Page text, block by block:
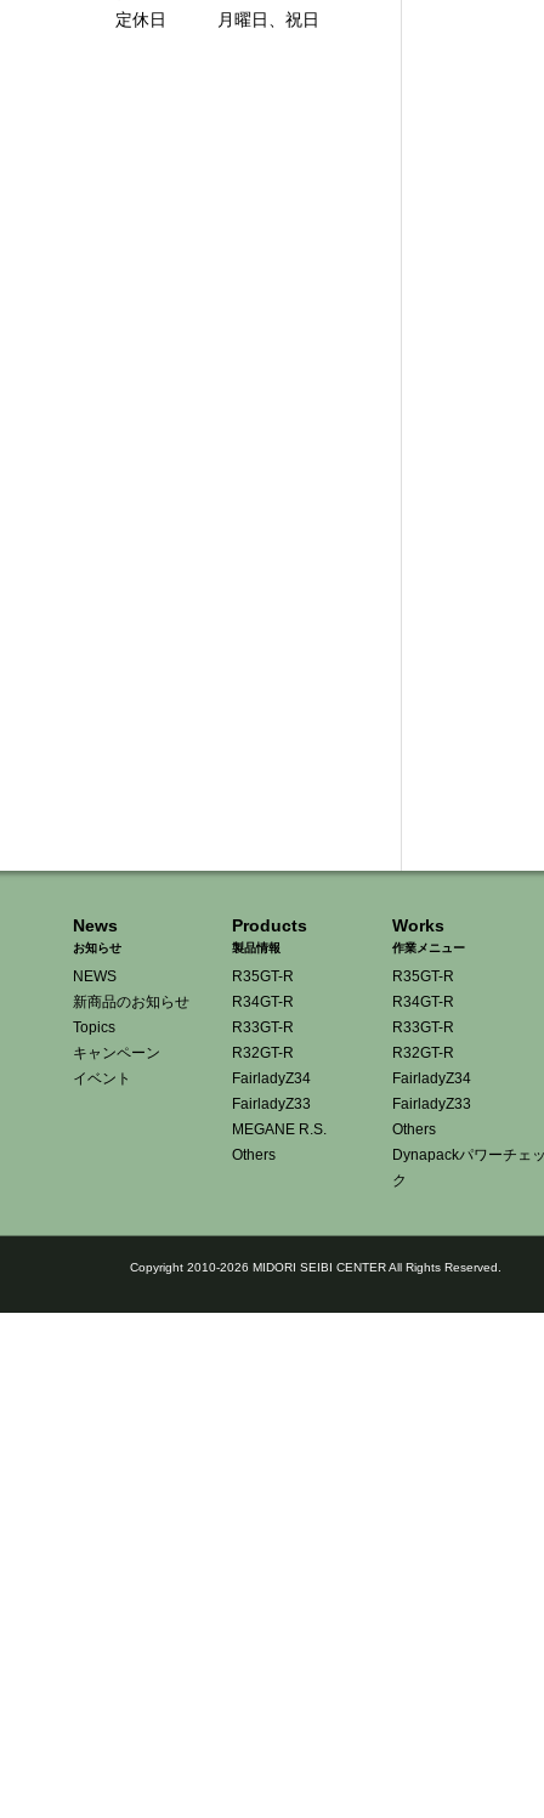
定休日 月曜日、祝日
News
お知らせ
NEWS
新商品のお知らせ
Topics
キャンペーン
イベント
Products
製品情報
R35GT-R
R34GT-R
R33GT-R
R32GT-R
FairladyZ34
FairladyZ33
MEGANE R.S.
Others
Works
作業メニュー
R35GT-R
R34GT-R
R33GT-R
R32GT-R
FairladyZ34
FairladyZ33
Others
Dynapackパワーチェ
ク
Copyright 2010-2026 MIDORI SEIBI CENTER All Rights Reserved.